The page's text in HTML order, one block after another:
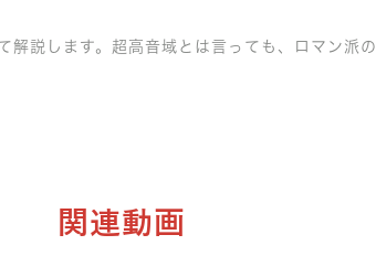
説します。超高音域とは言っても、ロマン派
関連動画